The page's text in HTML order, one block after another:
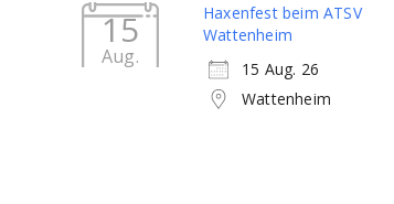
15
Aug.
Haxenfest beim ATSV
Wattenheim
15 Aug. 26
Wattenheim